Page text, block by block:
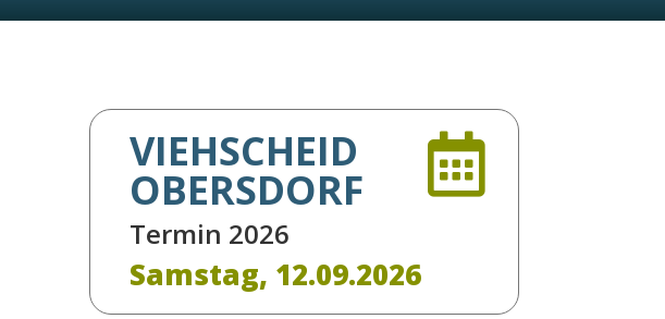

VIEHSCHEID
OBERSDORF
Termin 2026
Samstag, 12.09.2026